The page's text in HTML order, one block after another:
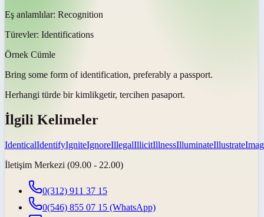
Eş anlamlılar: Recognition
Türevler: Identifications
Örnek Cümle
Bring some form of identification, preferably a passport.
Herhangi türde bir kimlikgetir, tercihen pasaport.
İlgili Kelimeler
IdenticalIdentifyIgniteIgnoreIllegalIllicitIllnessIlluminateIllustrate
İletişim Merkezi (09.00 - 22.00)
0(312) 911 37 15
0(546) 855 07 15 (WhatsApp)